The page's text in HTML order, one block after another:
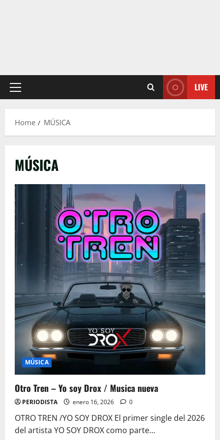
Primary
LIVE
Home MÚSICA
MÚSICA
MÚSICA
Otro Tren – Yo soy Drox / Musica nueva
PERIODISTA enero 16, 2026 0
OTRO TREN /YO SOY DROX El primer single del 2026
del artista YO SOY DROX como parte...